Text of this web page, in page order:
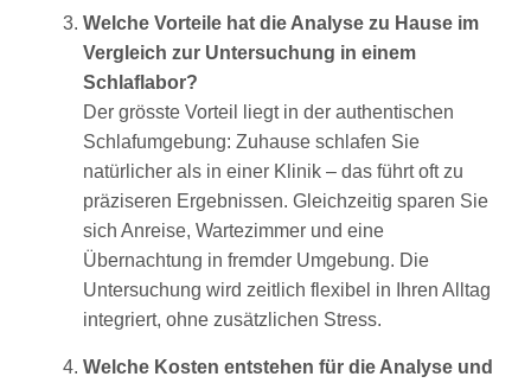
Welche Vorteile hat die Analyse zu Hause im
Vergleich zur Untersuchung in einem
Schlaflabor?
Der grösste Vorteil liegt in der authentischen
Schlafumgebung: Zuhause schlafen Sie
natürlicher als in einer Klinik – das führt oft zu
präziseren Ergebnissen. Gleichzeitig sparen Sie
sich Anreise, Wartezimmer und eine
Übernachtung in fremder Umgebung. Die
Untersuchung wird zeitlich flexibel in Ihren Alltag
integriert, ohne zusätzlichen Stress.
Welche Kosten entstehen für die Analyse und